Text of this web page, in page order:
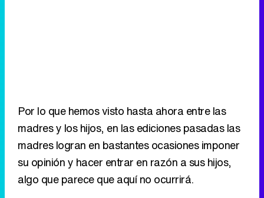
Por lo que hemos visto hasta ahora entre las
madres y los hijos, en las ediciones pasadas las
madres logran en bastantes ocasiones imponer
su opinión y hacer entrar en razón a sus hijos,
algo que parece que aquí no ocurrirá.